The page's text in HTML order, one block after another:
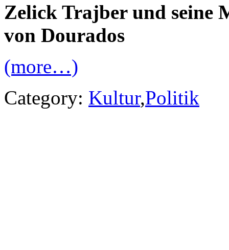
Zelick Trajber und seine
von Dourados
(more…)
Category: Kultur,Politik